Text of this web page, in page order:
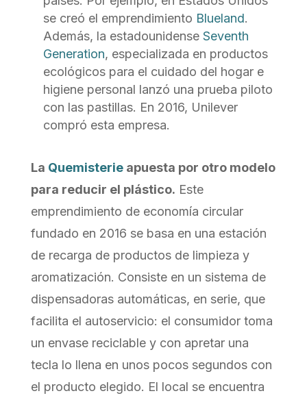
se creó el emprendimiento Blueland.
Además, la estadounidense Seventh
Generation, especializada en productos
ecológicos para el cuidado del hogar e
higiene personal lanzó una prueba piloto
con las pastillas. En 2016, Unilever
compró esta empresa.
La Quemisterieapuesta por otro modelo
para reducir el plástico. Este
emprendimiento de economía circular
fundado en 2016 se basa en una estación
de recarga de productos de limpieza y
aromatización. Consiste en un sistema de
dispensadoras automáticas, en serie, que
facilita el autoservicio: el consumidor toma
un envase reciclable y con apretar una
tecla lo llena en unos pocos segundos con
el producto elegido. El local se encuentra